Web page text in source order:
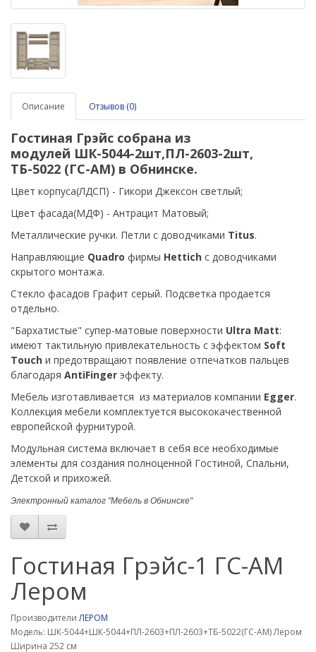
Описание Отзывов (0)
Гостиная Грэйс собрана из
модулей ШК-5044-2шт,ПЛ-2603-2шт,
ТБ-5022 (ГС-АМ) в Обнинске.
Цвет корпуса(ЛДСП) - Гикори Джексон светлый;
Цвет фасада(МДФ) - Антрацит Матовый;
Металлические ручки. Петли с доводчиками Titus.
Направляющие Quadro фирмы Hettich с доводчиками
скрытого монтажа.
Стекло фасадов Графит серый. Подсветка продается
отдельно.
"Бархатистые" супер-матовые поверхности Ultra Matt:
имеют тактильную привлекательность с эффектом Soft
Touch и предотвращают появление отпечатков пальцев
благодаря AntiFinger эффекту.
Мебель изготавливается из материалов компании Egger.
Коллекция мебели комплектуется высококачественной
европейской фурнитурой.
Модульная система включает в себя все необходимые
элементы для создания полноценной Гостиной, Спальни,
Детской и прихожей.
Электронный каталог "Мебель в Обнинске"
Гостиная Грэйс-1 ГС-АМ
Лером
ПроизводителиЛЕРОМ
Модель: ШК-5044+ШК-5044+ПЛ-2603+ПЛ-2603+ТБ-5022(ГС-АМ) Лером
Ширина 252 см